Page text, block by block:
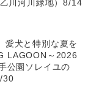
川河川緑地）8/14
愛犬と特別な夏を
LAGOON～2026
公園ソレイユの
30